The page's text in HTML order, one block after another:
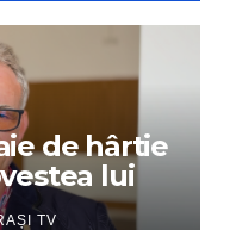
de hârtie
lui
TV